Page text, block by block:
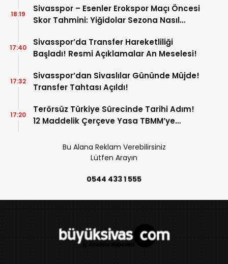
Sivasspor – Esenler Erokspor Maçı Öncesi
Skor Tahmini: Yiğidolar Sezona Nasıl
18:19
Sivasspor’da Transfer Hareketliliği
Başladı! Resmi Açıklamalar An Meselesi!
17:40
Sivasspor’dan Sivaslılar Gününde Müjde!
Transfer Tahtası Açıldı!
17:32
Terörsüz Türkiye Sürecinde Tarihi Adım!
12 Maddelik Çerçeve Yasa TBMM’ye
17:20
Bu Alana Reklam Verebilirsiniz
Lütfen Arayın
0544 433 1 555